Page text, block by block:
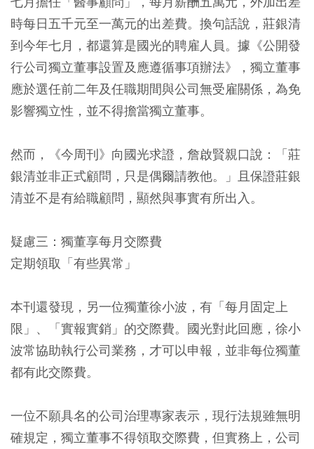
時每日五千元至一萬元的出差費。換句話說，莊銀清
到今年七月，都還算是國光的聘雇人員。據《公開發
行公司獨立董事設置及應遵循事項辦法》，獨立董事
應於選任前二年及任職期間與公司無受雇關係，為免
影響獨立性，並不得擔當獨立董事。
然而，《今周刊》向國光求證，詹啟賢親口說：「莊
銀清並非正式顧問，只是偶爾請教他。」且保證莊銀
清並不是有給職顧問，顯然與事實有所出入。
疑慮三：獨董享每月交際費
定期領取「有些異常」
本刊還發現，另一位獨董徐小波，有「每月固定上
限」、「實報實銷」的交際費。國光對此回應，徐小
波常協助執行公司業務，才可以申報，並非每位獨董
都有此交際費。
一位不願具名的公司治理專家表示，現行法規雖無明
確規定，獨立董事不得領取交際費，但實務上，公司